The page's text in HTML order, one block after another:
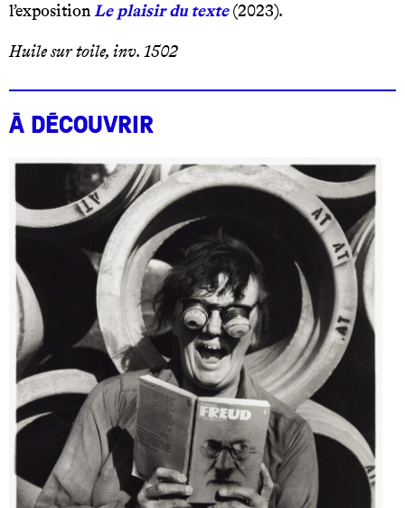
l’expositionLe plaisir du texte (2023).
Huile sur toile, inv. 1502
À Découvrir